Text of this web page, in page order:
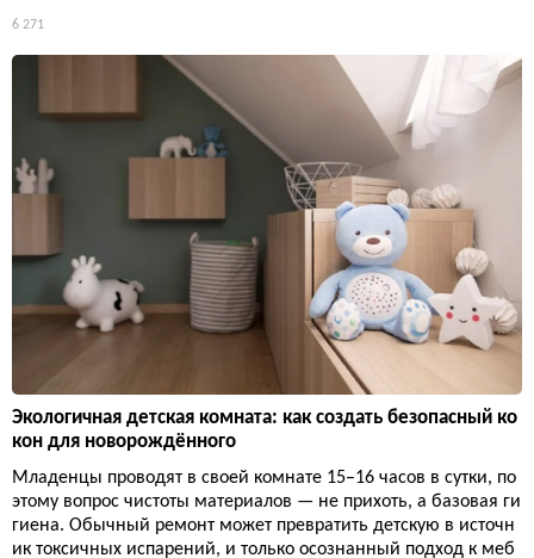
6 271
Экологичная детская комната: как создать безопасный ко
кон для новорождённого
Младенцы проводят в своей комнате 15–16 часов в сутки, по
этому вопрос чистоты материалов — не прихоть, а базовая ги
гиена. Обычный ремонт может превратить детскую в источн
ик токсичных испарений, и только осознанный подход к меб